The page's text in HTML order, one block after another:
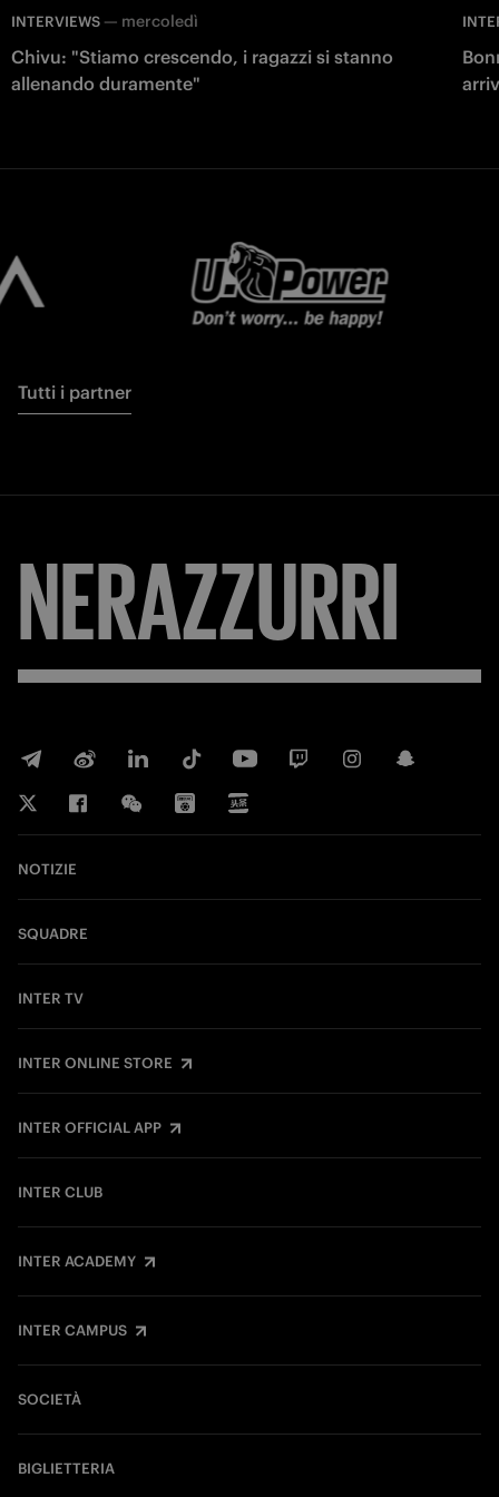
INTERVIEWS — mercoledì
Chivu: "Stiamo crescendo, i ragazzi si stanno
allenando duramente"
Tutti i partner
NERAZZURRI
NOTIZIE
SQUADRE
INTER TV
INTER ONLINE STORE
INTER OFFICIAL APP
INTER CLUB
INTER ACADEMY
INTER CAMPUS
SOCIETÀ
BIGLIETTERIA